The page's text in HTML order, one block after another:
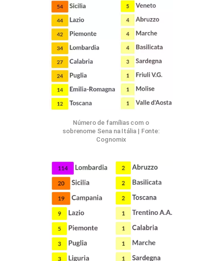
Número de famílias com o
sobrenome Sena na Itália | Fonte:
Cognomix